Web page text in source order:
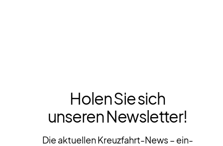
Holen Sie sich
unseren Newsletter!
Die aktuellen Kreuzfahrt-News – ein-